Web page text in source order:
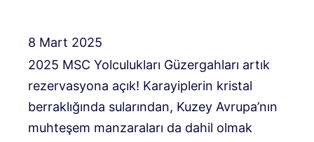
8 Mart 2025
2025 MSC Yolculukları Güzergahları artık
rezervasyona açık! Karayiplerin kristal
berraklığında sularından, Kuzey Avrupa’nın
muhteşem manzaraları da dahil olmak